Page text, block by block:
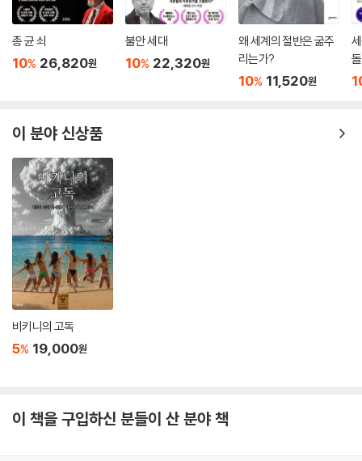
아편 양귀비
아편은 6000년 된 스위스 유적지와 기원전 2000년 전으로 거슬러 올라
가는 이집트의 무덤에서 발견되었다. 그 물질은 그리스와 로마 세계에 널
리 알려져 있었으며, 《성경》에도 언급됐을 가능성이 있다.
메스칼린 등은 ‘풀뿌리 향정신성 물질’이라고 할 수 있다. 아편은 여러 측면
에서 이런 약물과 다르다. 그중 가장 큰 차이점은 많은 사람이 자신의 의식
을 변화시키려는 특정 목적을 위해 아편을 사용하기 시작한 시기다. 그것
은 고작 수백 년밖에 되지 않는다.
풀뿌리 향정신성 물질이 오피오이드와 또 한 가지 다른 점은 일반적으로
가공이 거의 필요하지 않다는 것이다. 그것들은 대부분 씹거나 피우거나
수확하자마자 곧바로 쓸 수 있다. 반면 덜 익은 양귀비 열매의 유액을 아편
으로 전환하기 위해서는 상당한 가공이 필요하다.
아편은 역사에 영향을 미치는 식으로 인간 사회와 상호 작용할 수 있는 저
만의 독특한 능력을 키웠다. 미국의 외교관이자 역사가 윌리엄 매컬리스터
지난 3∼4세기 동안 활약한 일종의 독립적인 생물학적 제국주의 행위 주
체로 간주해야 할지도 모르겠다”고 말한다.
총 균 쇠
10% 26,820원
불안 세대
10% 22,320원
왜 세계의 절반은 굶주
리는가?
10% 11,520원
이 분야 신상품
비키니의 고독
5% 19,000원
이 책을 구입하신 분들이 산 분야 책